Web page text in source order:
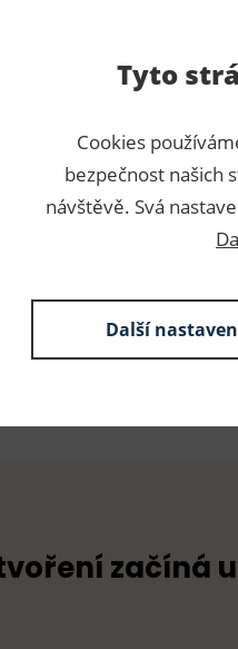
začíná
Tyto
Cookies
bezpečnost našich
návštěvě. Svá
Další